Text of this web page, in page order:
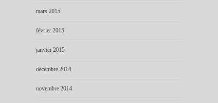
mars 2015
février 2015
janvier 2015
décembre 2014
novembre 2014